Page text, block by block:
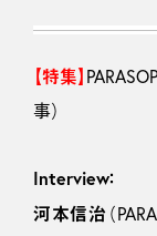
【特集】
事）
Interview：
河本信治 （